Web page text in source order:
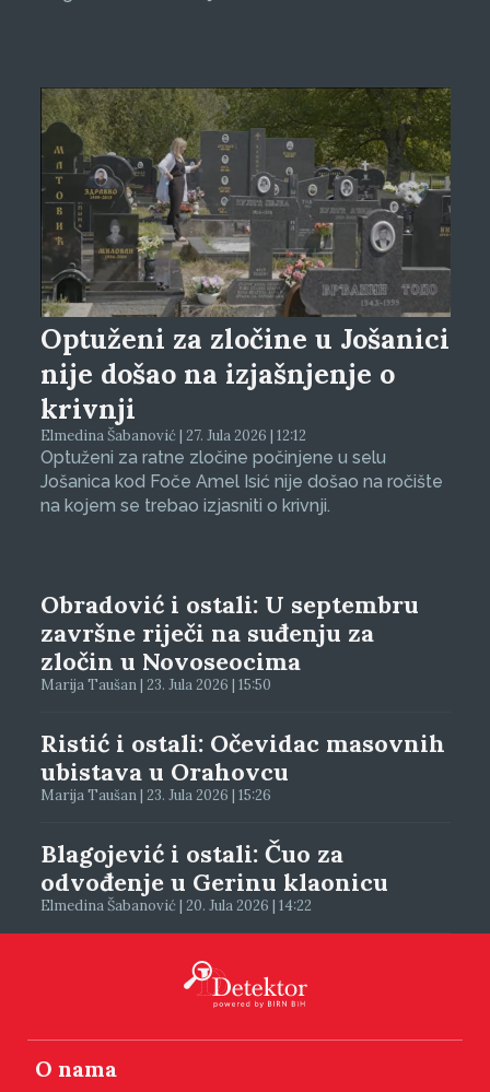
Optuženi za zločine u Jošanici
nije došao na izjašnjenje o
krivnji
Elmedina Šabanović | 27. Jula 2026 | 12:12
Optuženi za ratne zločine počinjene u selu
Jošanica kod Foče Amel Isić nije došao na ročište
na kojem se trebao izjasniti o krivnji.
Obradović i ostali: U septembru
završne riječi na suđenju za
zločin u Novoseocima
Marija Taušan | 23. Jula 2026 | 15:50
Ristić i ostali: Očevidac masovnih
ubistava u Orahovcu
Marija Taušan | 23. Jula 2026 | 15:26
Blagojević i ostali: Čuo za
odvođenje u Gerinu klaonicu
Elmedina Šabanović | 20. Jula 2026 | 14:22
O nama